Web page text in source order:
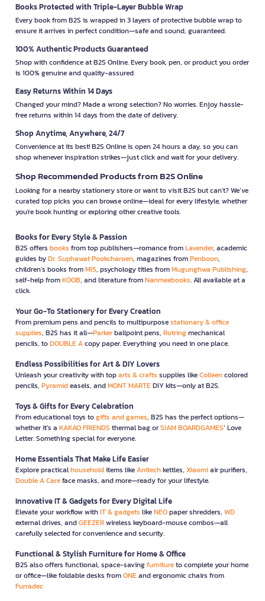
Books Protected with Triple-Layer Bubble Wrap
Every book from B2S is wrapped in 3 layers of protective bubble wrap to
ensure it arrives in perfect condition—safe and sound, guaranteed.
100% Authentic Products Guaranteed
Shop with confidence at B2S Online. Every book, pen, or product you order
is 100% genuine and quality-assured.
Easy Returns Within 14 Days
Changed your mind? Made a wrong selection? No worries. Enjoy hassle-
free returns within 14 days from the date of delivery.
Shop Anytime, Anywhere, 24/7
Convenience at its best! B2S Online is open 24 hours a day, so you can
shop whenever inspiration strikes—just click and wait for your delivery.
Shop Recommended Products from B2S Online
Looking for a nearby stationery store or want to visit B2S but can't? We’ve
curated top picks you can browse online—ideal for every lifestyle, whether
you're book hunting or exploring other creative tools.
Books for Every Style & Passion
B2S offers books from top publishers—romance fromLavender, academic
guides byDr. Suphawat Pookcharoen, magazines fromPenboon,
children’s books fromMIS, psychology titles fromMugunghwa Publishing,
self-help fromKOOB, and literature fromNanmeebooks. All available at a
click.
Your Go-To Stationery for Every Creation
From premium pens and pencils to multipurposestationary & office
supplies, B2S has it all—Parkerballpoint pens, Rotringmechanical
pencils, toDOUBLE Acopy paper. Everything you need in one place.
Endless Possibilities for Art & DIY Lovers
Unleash your creativity with toparts & crafts supplies likeColleencolored
pencils, Pyramideasels, andMONT MARTEDIY kits—only at B2S.
Toys & Gifts for Every Celebration
From educational toys togifts and games, B2S has the perfect options—
whether it’s a KAKAO FRIENDS thermal bag orSIAM BOARDGAMES’ Love
Letter. Something special for everyone.
Home Essentials That Make Life Easier
Explore practicalhouseholditems likeAnitechkettles, Xiaomiair purifiers,
Double A Careface masks, and more—ready for your lifestyle.
Innovative IT & Gadgets for Every Digital Life
Elevate your workflow withIT & gadgets likeNEOpaper shredders, WD
external drives, andGEEZERwireless keyboard-mouse combos—all
carefully selected for convenience and security.
Functional & Stylish Furniture for Home & Office
B2S also offers functional, space-savingfurnitureto complete your home
or office—like foldable desks fromONEand ergonomic chairs from
Furradec